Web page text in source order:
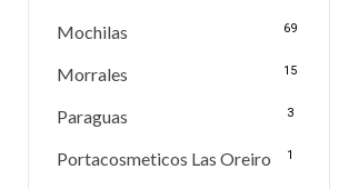
Mochilas 69
Morrales 15
Paraguas 3
Portacosmeticos Las Oreiro 1